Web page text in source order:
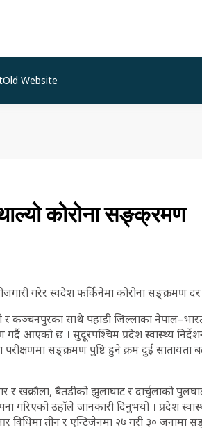
Old Website
कोरोना सङ्क्रमण
गरेर स्वदेश फर्किनेमा कोरोना सङ्क्रमण
साथै पहाडी जिल्लाका
गर्दै आएको छ । सुदूरपश्चिम प्रदेश स्वास्थ्य
परीक्षणमा सङ्क्रमण पुष्टि हुने क्रम दुई सातायता
र खक्रौला, बैतडीको झुलाघाट र दार्चुलाको
गरिएको उहाँले जानकारी दिनुभयो । प्रदेश
विधिमा तीन र एन्टिजेनमा २७ गरी ३० जनामा